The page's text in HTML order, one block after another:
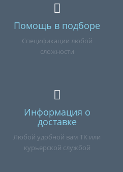
Помощь в подборе
Спецификации любой
сложности
Информация о
доставке
Любой удобной вам ТК или
курьерской службой